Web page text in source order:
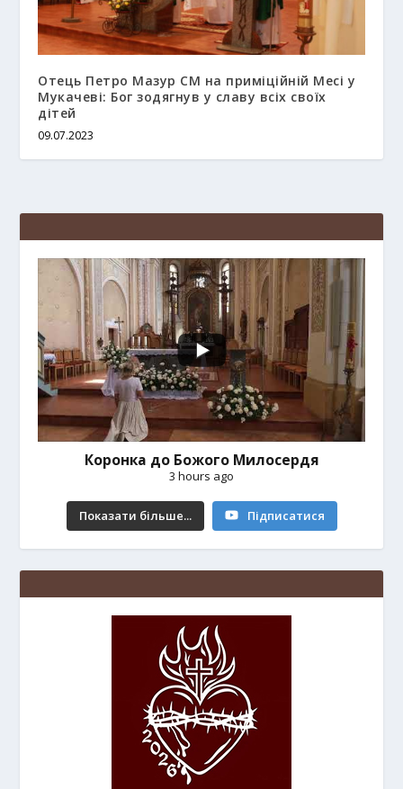
Отець Петро Мазур СМ на приміційній Месі у
Мукачеві: Бог зодягнув у славу всіх своїх
дітей
09.07.2023
Коронка до Божого Милосердя
3 hours ago
Показати більше... Підписатися